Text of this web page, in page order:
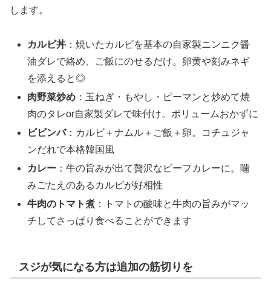
します。
カルビ丼 ：焼いたカルビを基本の自家製ニンニク醤
油ダレで絡め、ご飯にのせるだけ。卵黄や刻みネギ
を添えると◎
肉野菜炒め ：玉ねぎ・もやし・ピーマンと炒めて焼
肉のタレor自家製ダレで味付け。ボリュームおかずに
ビビンバ：カルビ＋ナムル＋ご飯＋卵。コチュジャ
ンだれで本格韓国風
カレー ：牛の旨みが出て贅沢なビーフカレーに。噛
みごたえのあるカルビが好相性
牛肉のトマト煮 ：トマトの酸味と牛肉の旨みがマッ
チしてさっぱり食べることができます
スジが気になる方は追加の筋切りを